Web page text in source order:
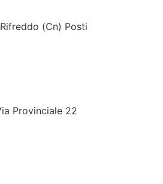
(Cn) Posti
Provinciale 22